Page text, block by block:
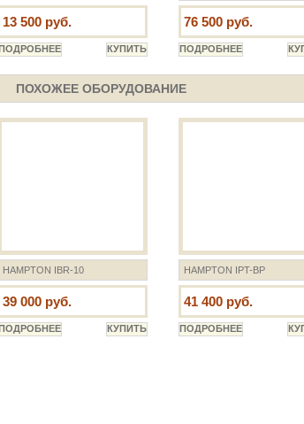
13 500 руб. 76 500 руб.
ПОХОЖЕЕ ОБОРУДОВАНИЕ
HAMPTON IBR-10 HAMPTON IPT-BP
39 000 руб. 41 400 руб.